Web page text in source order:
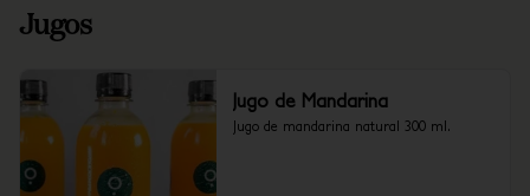
Jugos
Jugo de Mandarina
Jugo de mandarina natural 300 ml.